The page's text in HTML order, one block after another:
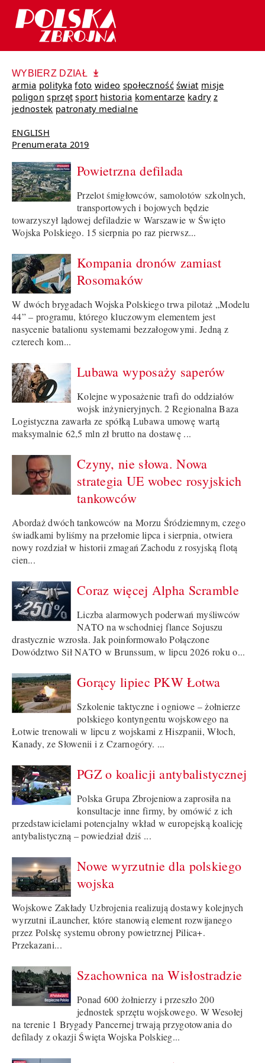
WYBIERZ DZIAŁ
armia polityka foto wideo społeczność świat misje
poligon sprzęt sport historia komentarze kadry z
jednostek patronaty medialne
ENGLISH
Prenumerata 2019
Powietrzna defilada
Przelot śmigłowców, samolotów szkolnych,
transportowych i bojowych będzie
towarzyszył lądowej defiladzie w Warszawie w Święto
Wojska Polskiego. 15 sierpnia po raz pierwsz...
Kompania dronów zamiast
Rosomaków
W dwóch brygadach Wojska Polskiego trwa pilotaż „Modelu
44” – programu, którego kluczowym elementem jest
nasycenie batalionu systemami bezzałogowymi. Jedną z
czterech kom...
Lubawa wyposaży saperów
Kolejne wyposażenie trafi do oddziałów
wojsk inżynieryjnych. 2 Regionalna Baza
Logistyczna zawarła ze spółką Lubawa umowę wartą
maksymalnie 62,5 mln zł brutto na dostawę ...
Czyny, nie słowa. Nowa
strategia UE wobec rosyjskich
tankowców
Abordaż dwóch tankowców na Morzu Śródziemnym, czego
świadkami byliśmy na przełomie lipca i sierpnia, otwiera
nowy rozdział w historii zmagań Zachodu z rosyjską flotą
cien...
Coraz więcej Alpha Scramble
Liczba alarmowych poderwań myśliwców
NATO na wschodniej flance Sojuszu
drastycznie wzrosła. Jak poinformowało Połączone
Dowództwo Sił NATO w Brunssum, w lipcu 2026 roku o...
Gorący lipiec PKW Łotwa
Szkolenie taktyczne i ogniowe – żołnierze
polskiego kontyngentu wojskowego na
Łotwie trenowali w lipcu z wojskami z Hiszpanii, Włoch,
Kanady, ze Słowenii i z Czarnogóry. ...
PGZ o koalicji antybalistycznej
Polska Grupa Zbrojeniowa zaprosiła na
konsultacje inne firmy, by omówić z ich
przedstawicielami potencjalny wkład w europejską koalicję
antybalistyczną – powiedział dziś ...
Nowe wyrzutnie dla polskiego
wojska
Wojskowe Zakłady Uzbrojenia realizują dostawy kolejnych
wyrzutni iLauncher, które stanowią element rozwijanego
przez Polskę systemu obrony powietrznej Pilica+.
Przekazani...
Szachownica na Wisłostradzie
Ponad 600 żołnierzy i przeszło 200
jednostek sprzętu wojskowego. W Wesołej
na terenie 1 Brygady Pancernej trwają przygotowania do
defilady z okazji Święta Wojska Polskieg...